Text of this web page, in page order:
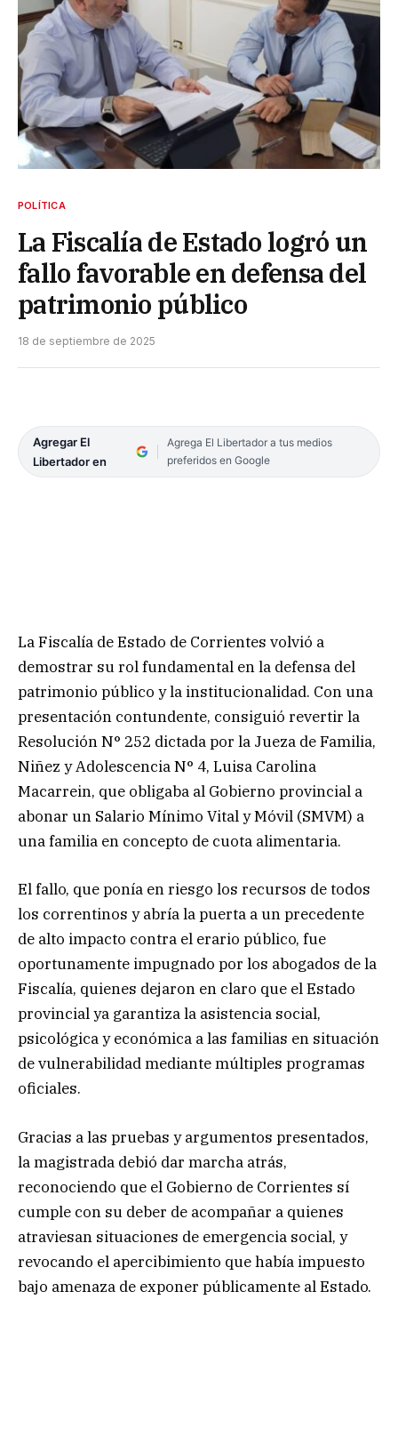
POLÍTICA
La Fiscalía de Estado logró un
fallo favorable en defensa del
patrimonio público
18 de septiembre de 2025
Agregar El
Libertador en
Agrega El Libertador a tus medios
preferidos en Google
La Fiscalía de Estado de Corrientes volvió a
demostrar su rol fundamental en la defensa del
patrimonio público y la institucionalidad. Con una
presentación contundente, consiguió revertir la
Resolución N° 252 dictada por la Jueza de Familia,
Niñez y Adolescencia N° 4, Luisa Carolina
Macarrein, que obligaba al Gobierno provincial a
abonar un Salario Mínimo Vital y Móvil (SMVM) a
una familia en concepto de cuota alimentaria.
El fallo, que ponía en riesgo los recursos de todos
los correntinos y abría la puerta a un precedente
de alto impacto contra el erario público, fue
oportunamente impugnado por los abogados de la
Fiscalía, quienes dejaron en claro que el Estado
provincial ya garantiza la asistencia social,
psicológica y económica a las familias en situación
de vulnerabilidad mediante múltiples programas
oficiales.
Gracias a las pruebas y argumentos presentados,
la magistrada debió dar marcha atrás,
reconociendo que el Gobierno de Corrientes sí
cumple con su deber de acompañar a quienes
atraviesan situaciones de emergencia social, y
revocando el apercibimiento que había impuesto
bajo amenaza de exponer públicamente al Estado.